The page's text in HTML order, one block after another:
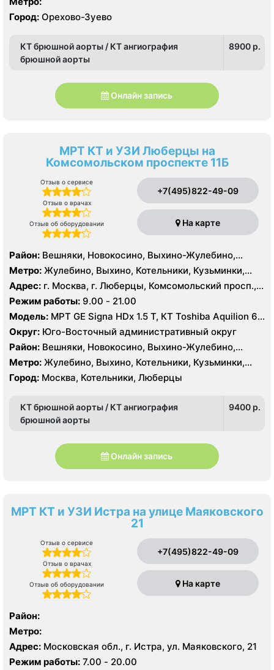
Город: Орехово-Зуево
КТ брюшной аорты / КТ ангиография
брюшной аорты
8900 p.
Онлайн запись
МРТ КТ и УЗИ Люберцы на
Комсомольском проспекте 11Б
Отзыв о сервисе
Отзыв о врачах
Отзыв об оборудовании
+7(495)822-49-09
На карте
Район: Вешняки, Новокосино, Выхино-Жулебино,
Кузьминки
Метро: Жулебино, Выхино, Котельники, Кузьминки,
Лермонтовский проспект, Новокосино, Рязанский
проспект, Косино, Лухмановская, Окская, Улица
Дмитриевского, Юго-Восточная, Некрасовка
Адрес: г. Москва, г. Люберцы, Комсомольский просп.,
11Б
Режим работы: 9.00 - 21.00
Модель: МРТ GE Signa HDx 1.5 T, КТ Toshiba Aquilion 64
среза, УЗИ GE Logiq 7
Округ: Юго-Восточный административный округ
Район: Вешняки, Новокосино, Выхино-Жулебино,
Кузьминки
Метро: Жулебино, Выхино, Котельники, Кузьминки,
Лермонтовский проспект, Новокосино, Рязанский
проспект, Косино, Лухмановская, Окская, Улица
Город: Москва, Котельники, Люберцы
КТ брюшной аорты / КТ ангиография
брюшной аорты
9400 p.
Онлайн запись
МРТ КТ и УЗИ Истра на улице Маяковского
21
Отзыв о сервисе
Отзыв о врачах
Отзыв об оборудовании
+7(495)822-49-09
На карте
Район:
Метро:
Адрес: Московская обл., г. Истра, ул. Маяковского, 21
Режим работы: 7.00 - 20.00